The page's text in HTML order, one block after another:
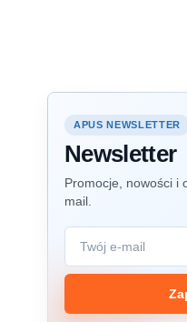
APUS NEWSLETTER
Newsletter
Promocje, nowości i
mail.